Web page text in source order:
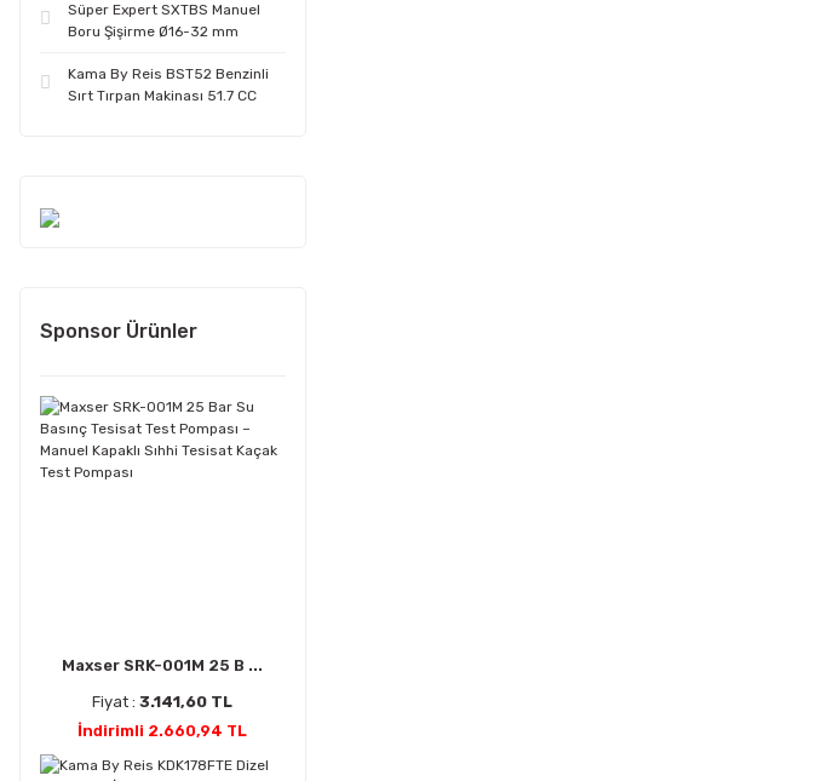
Süper Expert SXTBS Manuel
Boru Şişirme Ø16-32 mm
Kama By Reis BST52 Benzinli
Sırt Tırpan Makinası 51.7 CC
Sponsor Ürünler
Maxser SRK-001M 25 B ...
Fiyat :3.141,60 TL
İndirimli 2.660,94 TL